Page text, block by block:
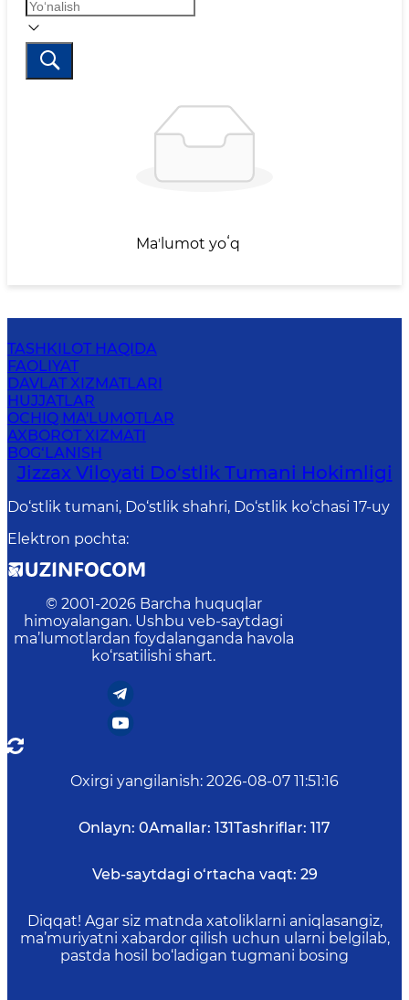
Maʼlumot yoʻq
TASHKILOT HAQIDA
FAOLIYAT
DAVLAT XIZMATLARI
HUJJATLAR
OCHIQ MA'LUMOTLAR
AXBOROT XIZMATI
BOG‘LANISH
Jizzax Viloyati Do‘stlik Tumani Hokimligi
Do‘stlik tumani, Do‘stlik shahri, Do‘stlik ko‘chasi 17-uy
Elektron pochta:
© 2001-2026 Barcha huquqlar
himoyalangan. Ushbu veb-saytdagi
ma’lumotlardan foydalanganda havola
ko‘rsatilishi shart.
Oxirgi yangilanish: 2026-08-07 11:51:16
Onlayn: 0Amallar: 131Tashriflar: 117
Veb-saytdagi o‘rtacha vaqt: 29
Diqqat! Agar siz matnda xatoliklarni aniqlasangiz,
ma’muriyatni xabardor qilish uchun ularni belgilab,
pastda hosil bo‘ladigan tugmani bosing